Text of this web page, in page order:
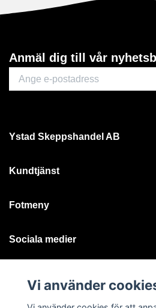
Anmäl dig till vår
Ystad Skeppshandel AB
Kundtjänst
Fotmeny
Sociala medier
Vi använder